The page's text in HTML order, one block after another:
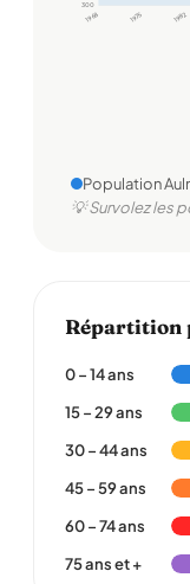
300
1968 1975 1982
Population
💡 Survolez les
Répartition
0 – 14 ans
15 – 29 ans
30 – 44 ans
45 – 59 ans
60 – 74 ans
75 ans et +